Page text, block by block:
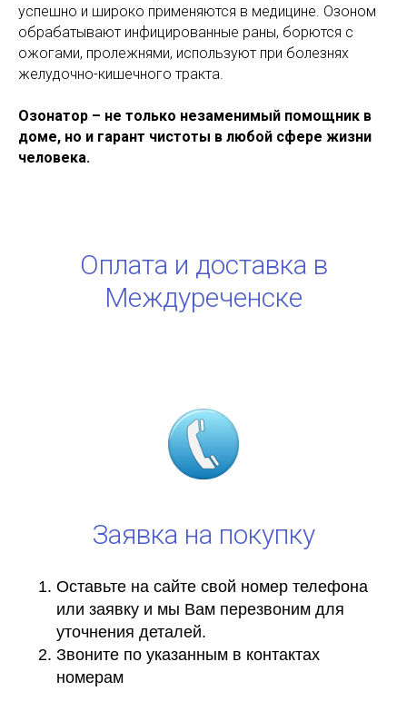
успешно и широко применяются в медицине. Озоном
обрабатывают инфицированные раны, борются с
ожогами, пролежнями, используют при болезнях
желудочно-кишечного тракта.
Озонатор – не только незаменимый помощник в
доме, но и гарант чистоты в любой сфере жизни
человека.
Оплата и доставка в
Междуреченске
Заявка на покупку
Оставьте на сайте свой номер телефона
или заявку и мы Вам перезвоним для
уточнения деталей.
Звоните по указанным в контактах
номерам